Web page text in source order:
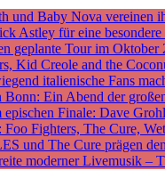
und Baby Nova vereinen
Astley für eine
geplante Tour im Oktober
Kid Creole and the
italienische Fans
Ein Abend der
Finale: Dave
Fighters, The Cure,
und The Cure prägen
moderner Livemusik